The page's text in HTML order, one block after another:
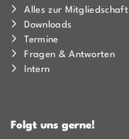
Alles zur Mitgliedschaft
Downloads
Termine
Fragen & Antworten
Intern
Folgt uns gerne!